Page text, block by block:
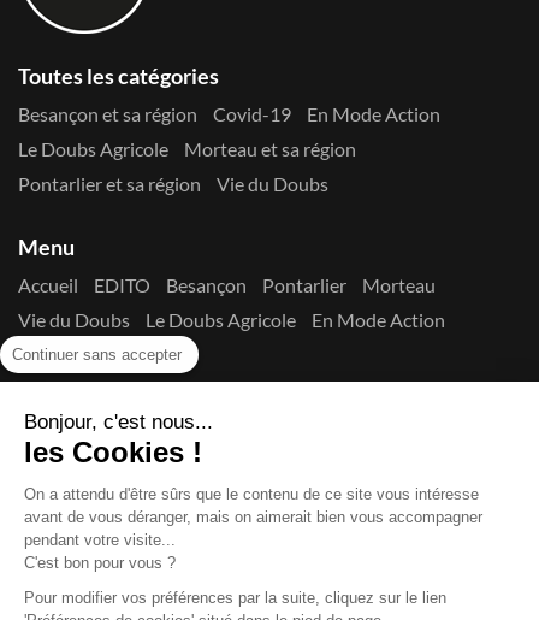
Continuer sans accepter
Bonjour, c'est nous...
les Cookies !
On a attendu d'être sûrs que le contenu de
ce site vous intéresse avant de vous déranger, mais on aimerait bien
vous accompagner pendant votre visite...
C'est bon pour vous ?
Pour modifier vos préférences par la suite, cliquez sur le lien
Toutes les catégories
Besançon et sa région Covid-19
En Mode Action
Le Doubs Agricole
Morteau et sa région
Pontarlier et sa région
Vie du Doubs
Menu
Accueil EDITO Besançon Pontarlier
Morteau
Vie du Doubs
Le Doubs Agricole
En Mode Action
Contactez-nous !
Suivez-nous sur les réseaux
Copyright © 2026 La Presse du Doubs
2725-8165 - N° de commission paritaire : 1125 Y 94392